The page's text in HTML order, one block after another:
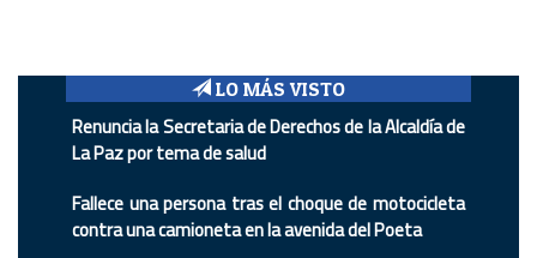
LO MÁS VISTO
Renuncia la Secretaria de Derechos de la Alcaldía de
La Paz por tema de salud
Fallece una persona tras el choque de motocicleta
contra una camioneta en la avenida del Poeta